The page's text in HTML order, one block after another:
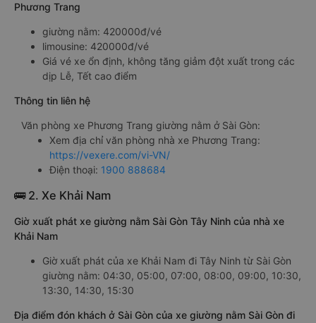
Phương Trang
giường nằm: 420000đ/vé
limousine: 420000đ/vé
Giá vé xe ổn định, không tăng giảm đột xuất trong các
dịp Lễ, Tết cao điểm
Thông tin liên hệ
Văn phòng xe Phương Trang giường nằm ở Sài Gòn:
Xem địa chỉ văn phòng nhà xe Phương Trang:
https://vexere.com/vi-VN/
Điện thoại: 1900 888684
🚌 2. Xe Khải Nam
Giờ xuất phát xe giường nằm Sài Gòn Tây Ninh của nhà xe
Khải Nam
Giờ xuất phát của xe Khải Nam đi Tây Ninh từ Sài Gòn
giường nằm: 04:30, 05:00, 07:00, 08:00, 09:00, 10:30,
13:30, 14:30, 15:30
Địa điểm đón khách ở Sài Gòn của xe giường nằm Sài Gòn đi